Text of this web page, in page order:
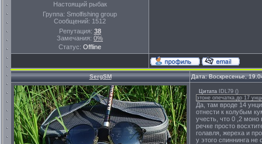
Настоящий рыбак
Группа: Smolfishing group
Сообщений: 1512
Репутация: 38
Замечания: 0%
Статус: Offline
SergSM Дата: Воскресенье,
Цитата IDL79 ()
этоне опечатка,до 17
Да, там вроде 14
отнести к колубым
учесть, что 0 ,2 моно
речке просто
голавля, жереха и
у этого спиннинга